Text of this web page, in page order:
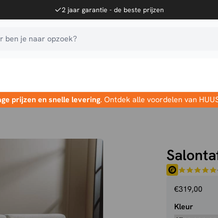
2 jaar garantie - de beste prijzen
ben je naar opzoek?
prijzen en snelle levering. Ontdek alle voordelen van
€319,00
Kleur